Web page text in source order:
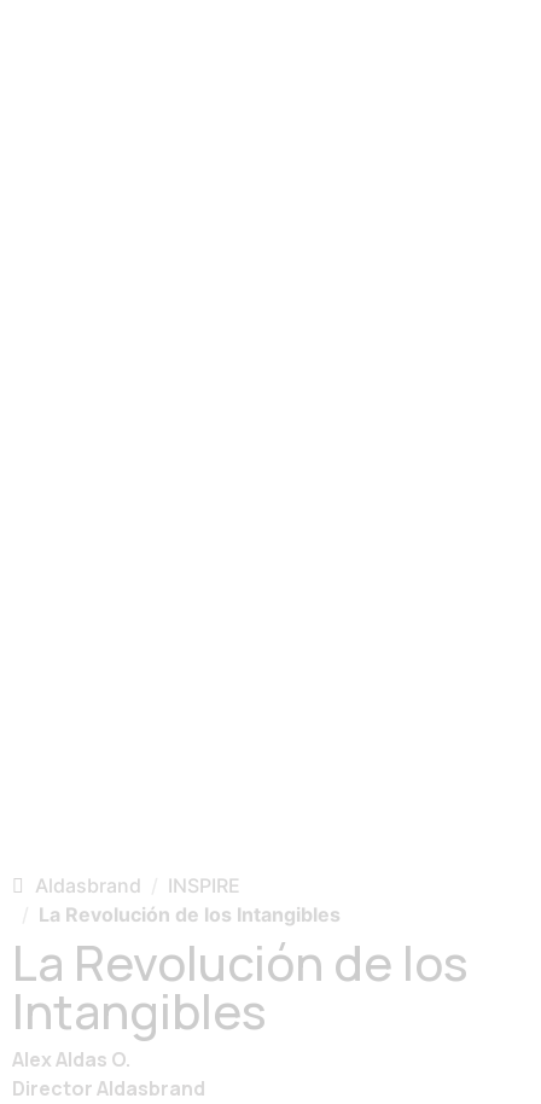
Aldasbrand
INSPIRE
La Revolución de los Intangibles
La Revolución de los
Intangibles
Alex Aldas O.
Director Aldasbrand